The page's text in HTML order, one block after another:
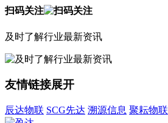
扫码关注
及时了解行业最新资讯
友情链接展开
辰达物联 SCG先达 溯源信息 聚耘物联